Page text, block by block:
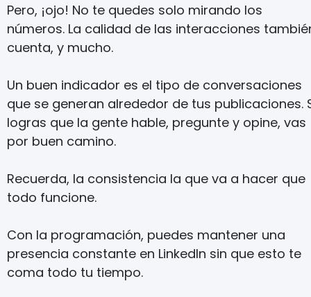
Pero, ¡ojo! No te quedes solo mirando los
números. La calidad de las interacciones
cuenta, y mucho.
Un buen indicador es el tipo de conversaciones
que se generan alrededor de tus publicaciones.
logras que la gente hable, pregunte y opine, vas
por buen camino.
Recuerda, la consistencia la que va a hacer que
todo funcione.
Con la programación, puedes mantener una
presencia constante en LinkedIn sin que esto te
coma todo tu tiempo.